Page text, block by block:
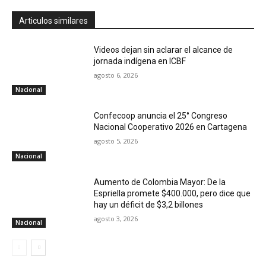
Articulos similares
Nacional
Videos dejan sin aclarar el alcance de
jornada indígena en ICBF
agosto 6, 2026
Nacional
Confecoop anuncia el 25° Congreso
Nacional Cooperativo 2026 en Cartagena
agosto 5, 2026
Nacional
Aumento de Colombia Mayor: De la
Espriella promete $400.000, pero dice que
hay un déficit de $3,2 billones
agosto 3, 2026